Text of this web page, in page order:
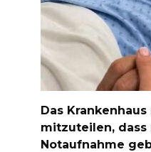
Das
mitzuteilen, dass
Notaufnahme